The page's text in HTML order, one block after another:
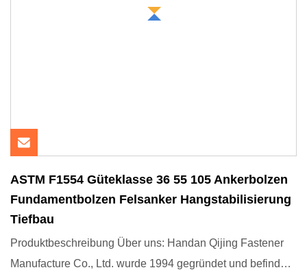
ASTM F1554 Güteklasse 36 55 105 Ankerbolzen
Fundamentbolzen Felsanker Hangstabilisierung
Tiefbau
Produktbeschreibung Über uns: Handan Qijing Fastener
Manufacture Co., Ltd. wurde 1994 gegründet und befindet